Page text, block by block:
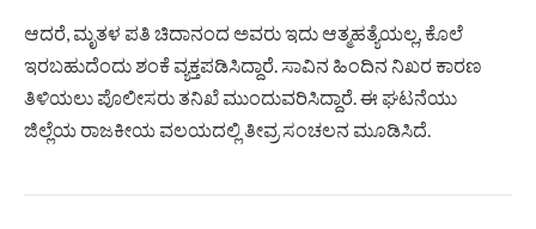
ಆದರೆ, ಮೃತಳ ಪತಿ ಚಿದಾನಂದ ಅವರು ಇದು ಆತ್ಮಹತ್ಯೆಯಲ್ಲ, ಕೊಲೆ
ಇರಬಹುದೆಂದು ಶಂಕೆ ವ್ಯಕ್ತಪಡಿಸಿದ್ದಾರೆ. ಸಾವಿನ ಹಿಂದಿನ ನಿಖರ ಕಾರಣ
ತಿಳಿಯಲು ಪೊಲೀಸರು ತನಿಖೆ ಮುಂದುವರಿಸಿದ್ದಾರೆ. ಈ ಘಟನೆಯು
ಜಿಲ್ಲೆಯ ರಾಜಕೀಯ ವಲಯದಲ್ಲಿ ತೀವ್ರ ಸಂಚಲನ ಮೂಡಿಸಿದೆ.